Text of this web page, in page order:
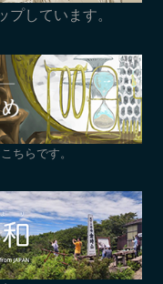
しています。
ちらです。